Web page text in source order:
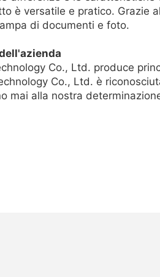
è versatile e pratico. Grazie
di documenti e foto.
Co., Ltd. produce
Co., Ltd. è
mai alla nostra